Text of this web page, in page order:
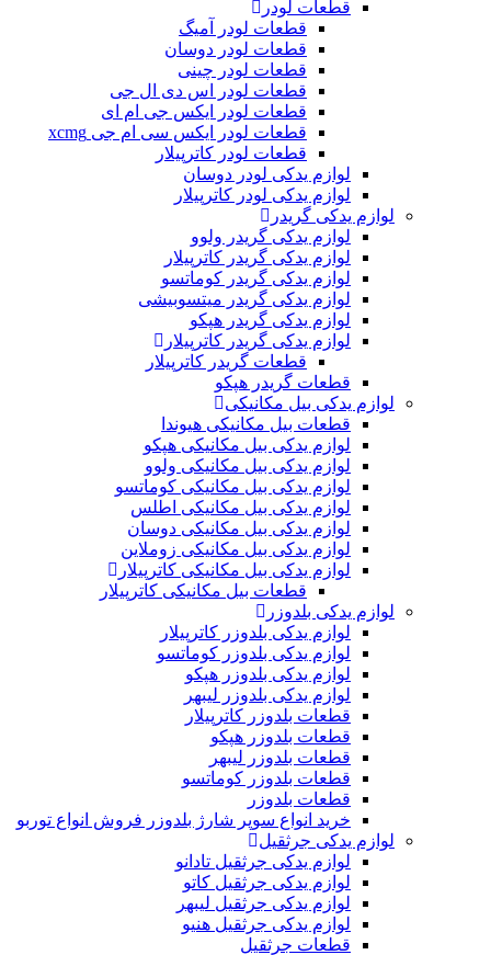
قطعات لودر
قطعات لودر آمیگ
قطعات لودر دوسان
قطعات لودر چینی
قطعات لودر اس دی ال جی
قطعات لودر ایکس جی ام ای
قطعات لودر ایکس سی ام جی xcmg
قطعات لودر کاترپیلار
لوازم یدکی لودر دوسان
لوازم یدکی لودر کاترپیلار
لوازم یدکی گریدر
لوازم یدکی گریدر ولوو
لوازم یدکی گریدر کاترپیلار
لوازم یدکی گریدر کوماتسو
لوازم یدکی گریدر میتسوبیشی
لوازم یدکی گریدر هپکو
لوازم یدکی گریدر کاترپیلار
قطعات گریدر کاترپیلار
قطعات گریدر هپکو
لوازم یدکی بیل مکانیکی
قطعات بیل مکانیکی هیوندا
لوازم یدکی بیل مکانیکی هپکو
لوازم یدکی بیل مکانیکی ولوو
لوازم یدکی بیل مکانیکی کوماتسو
لوازم یدکی بیل مکانیکی اطلس
لوازم یدکی بیل مکانیکی دوسان
لوازم یدکی بیل مکانیکی زوملاین
لوازم یدکی بیل مکانیکی کاترپیلار
قطعات بیل مکانیکی کاترپیلار
لوازم یدکی بلدوزر
لوازم یدکی بلدوزر کاترپیلار
لوازم یدکی بلدوزر کوماتسو
لوازم یدکی بلدوزر هپکو
لوازم یدکی بلدوزر لیبهر
قطعات بلدوزر کاترپیلار
قطعات بلدوزر هپکو
قطعات بلدوزر لیبهر
قطعات بلدوزر کوماتسو
قطعات بلدوزر
خرید انواع سوپر شارژ بلدوزر فروش انواع توربو
لوازم یدکی جرثقیل
لوازم یدکی جرثقیل تادانو
لوازم یدکی جرثقیل کاتو
لوازم یدکی جرثقیل لیبهر
لوازم یدکی جرثقیل هنیو
قطعات جرثقیل